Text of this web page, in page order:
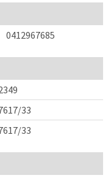
0412967685
33
33